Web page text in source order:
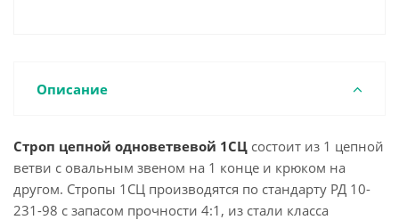
Описание
Строп цепной одноветвевой 1СЦ состоит из 1 цепной
ветви с овальным звеном на 1 конце и крюком на
другом. Стропы 1СЦ производятся по стандарту РД 10-
231-98 с запасом прочности 4:1, из стали класса